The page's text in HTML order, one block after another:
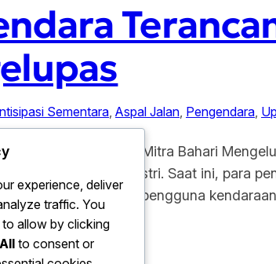
Sementara, Aspal Jalan, Pengendara,
Aspal di Jalan Mitra Bahari
pelabuhan dan industri. Saat ini, para
fatal, terutama bagi pengguna
experience, deliver
traffic. You
allow by clicking
to consent or